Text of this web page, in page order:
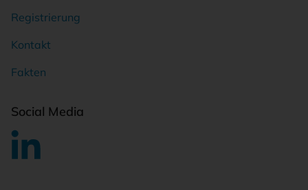
Registrierung
Kontakt
Fakten
Social Media